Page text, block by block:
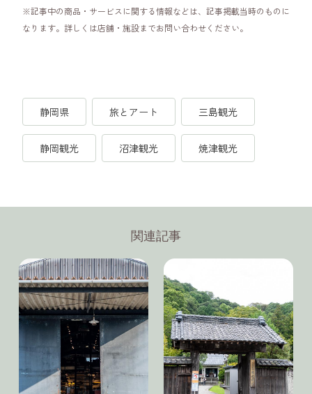
※記事中の商品・サービスに関する情報などは、記事掲載当時のものに
なります。詳しくは店舗・施設までお問い合わせください。
静岡県 旅とアート 三島観光
静岡観光 沼津観光 焼津観光
関連記事